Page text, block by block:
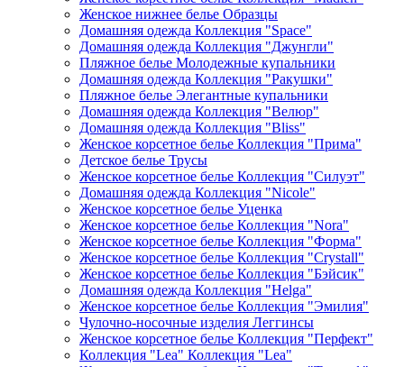
Женское нижнее белье Образцы
Домашняя одежда Коллекция "Space"
Домашняя одежда Коллекция "Джунгли"
Пляжное белье Молодежные купальники
Домашняя одежда Коллекция "Ракушки"
Пляжное белье Элегантные купальники
Домашняя одежда Коллекция "Велюр"
Домашняя одежда Коллекция "Bliss"
Женское корсетное белье Коллекция "Прима"
Детское белье Трусы
Женское корсетное белье Коллекция "Силуэт"
Домашняя одежда Коллекция "Nicole"
Женское корсетное белье Уценка
Женское корсетное белье Коллекция "Nora"
Женское корсетное белье Коллекция "Форма"
Женское корсетное белье Коллекция "Crystall"
Женское корсетное белье Коллекция "Бэйсик"
Домашняя одежда Коллекция "Helga"
Женское корсетное белье Коллекция "Эмилия"
Чулочно-носочные изделия Леггинсы
Женское корсетное белье Коллекция "Перфект"
Коллекция "Lea" Коллекция "Lea"